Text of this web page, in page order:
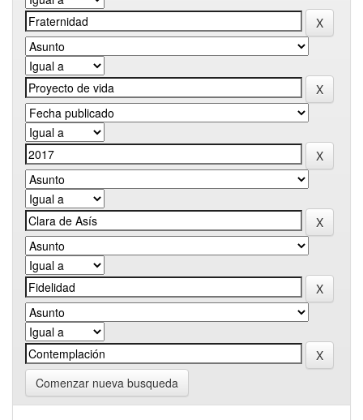
Comenzar nueva busqueda